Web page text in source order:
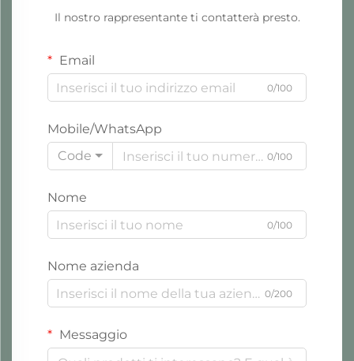
Il nostro rappresentante ti contatterà presto.
Email
0/100
Mobile/WhatsApp
Code
0/100
Nome
0/100
Nome azienda
0/200
Messaggio